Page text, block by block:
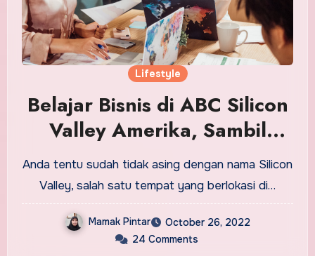
Lifestyle
Belajar Bisnis di ABC Silicon
Valley Amerika, Sambil
Liburan!
Anda tentu sudah tidak asing dengan nama Silicon
Valley, salah satu tempat yang berlokasi di…
Mamak Pintar
October 26, 2022
24 Comments